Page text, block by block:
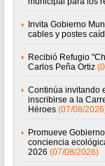
Invita Gobierno
cables y postes
Recibió Refugio
Carlos Peña Ortiz
Continúa invitando
inscribirse a la
Héroes (07/08/
Promueve
conciencia
2026 (07/08/2026)